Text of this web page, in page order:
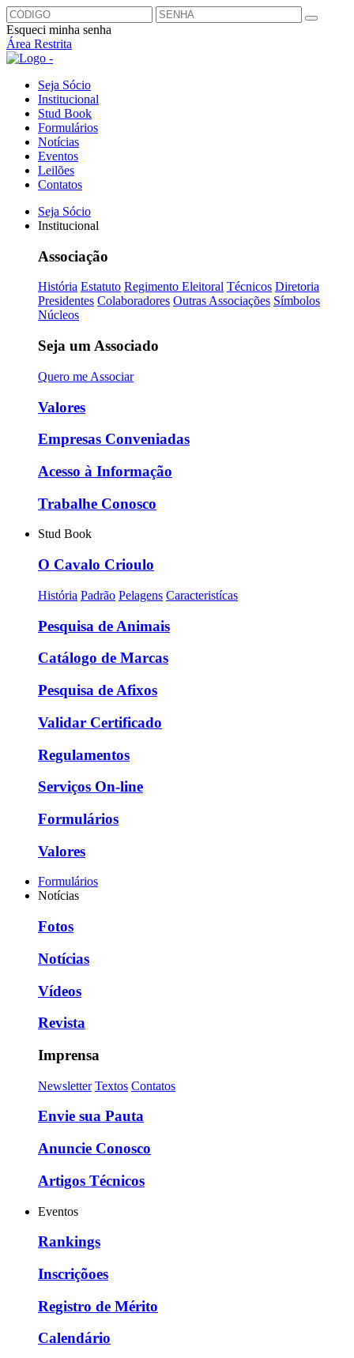
Esqueci minha senha
Área Restrita
Seja Sócio
Institucional
Stud Book
Formulários
Notícias
Eventos
Leilões
Contatos
Seja Sócio
Institucional
Associação
História Estatuto Regimento Eleitoral Técnicos Diretoria
Presidentes Colaboradores Outras Associações Símbolos
Núcleos
Seja um Associado
Quero me Associar
Valores
Empresas Conveniadas
Acesso à Informação
Trabalhe Conosco
Stud Book
O Cavalo Crioulo
História Padrão Pelagens Caracteristícas
Pesquisa de Animais
Catálogo de Marcas
Pesquisa de Afixos
Validar Certificado
Regulamentos
Serviços On-line
Formulários
Valores
Formulários
Notícias
Fotos
Notícias
Vídeos
Revista
Imprensa
Newsletter Textos Contatos
Envie sua Pauta
Anuncie Conosco
Artigos Técnicos
Eventos
Rankings
Inscriçõoes
Registro de Mérito
Calendário